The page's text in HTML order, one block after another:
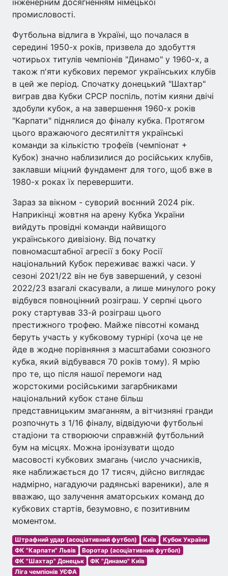
промисловості.
Футбольна відлига в Україні, що почалася в
середині 1950-х років, призвела до здобуття
чотирьох титулів чемпіонів "Динамо" у 1960-х, а
також п'яти кубкових перемог українських клубів
в цей же період. Спочатку донецький "Шахтар"
виграв два Кубки СРСР поспіль, потім кияни двічі
здобули кубок, а на завершення 1960-х років
"Карпати" піднялися до фіналу кубка. Протягом
цього вражаючого десятиліття українські
команди за кількістю трофеїв (чемпіонат +
Кубок) значно наблизилися до російських клубів,
заклавши міцний фундамент для того, щоб вже в
1980-х роках їх перевершити.
Зараз за вікном - суворий воєнний 2024 рік.
Наприкінці жовтня на арену Кубка України
вийдуть провідні команди найвищого
українського дивізіону. Від початку
повномасштабної агресії з боку Росії
національний Кубок переживає важкі часи. У
сезоні 2021/22 він не був завершений, у сезоні
2022/23 взагалі скасували, а лише минулого року
відбувся повноцінний розіграш. У серпні цього
року стартував 33-й розіграш цього
престижного трофею. Майже півсотні команд
беруть участь у кубковому турнірі (хоча це не
йде в жодне порівняння з масштабами союзного
кубка, який відбувався 70 років тому). Я мрію
про те, що після нашої перемоги над
жорстокими російськими загарбниками
національний кубок стане більш
представницьким змаганням, а вітчизняні гранди
розпочнуть з 1/16 фіналу, відвідуючи футбольні
стадіони та створюючи справжній футбольний
бум на місцях. Можна іронізувати щодо
масовості кубкових змагань (число учасників,
яке наближається до 17 тисяч, дійсно виглядає
надмірно, нагадуючи радянські вареники), але я
вважаю, що залучення аматорських команд до
кубкових стартів, безумовно, є позитивним
моментом.
Штрафний удар (асоціативний футбол) Київ
Кубок України
ФК "Карпати" Львів
Воротар (асоціативний футбол)
ФК "Шахтар" Донецьк
ФК "Динамо" Київ
Ліга чемпіонів УЄФА